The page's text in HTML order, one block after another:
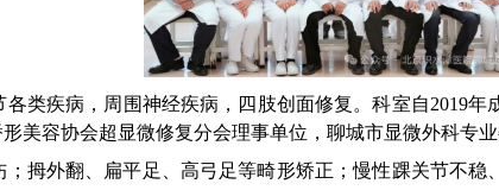
各类疾病 ， 周围神经疾病，四肢创面修复 。科室自2019年
美容协会超显微修复分会理事单位，聊城市显微外科专
拇外翻、扁平足、高弓足等畸形矫正；慢性踝关节不